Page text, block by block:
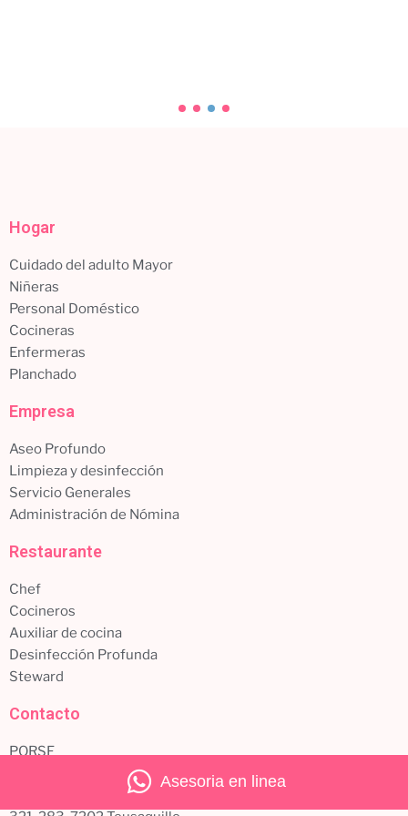
Asesoria en linea
Hogar
Cuidado del adulto Mayor
Niñeras
Personal Doméstico
Cocineras
Enfermeras
Planchado
Empresa
Aseo Profundo
Limpieza y desinfección
Servicio Generales
Administración de Nómina
Restaurante
Chef
Cocineros
Auxiliar de cocina
Desinfección Profunda
Steward
Contacto
PQRSF